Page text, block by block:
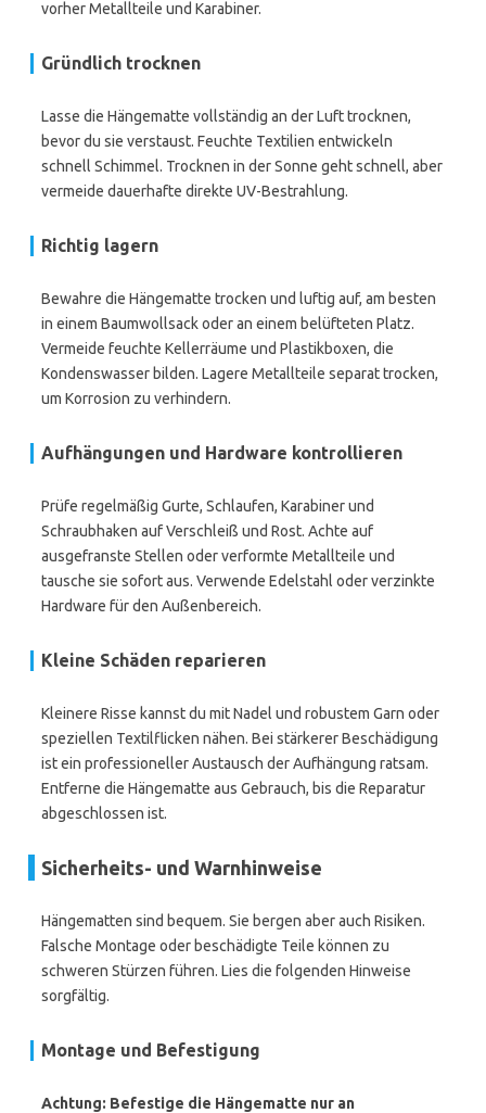
vorher Metallteile und Karabiner.
Gründlich trocknen
Lasse die Hängematte vollständig an der Luft trocknen,
bevor du sie verstaust. Feuchte Textilien entwickeln
schnell Schimmel. Trocknen in der Sonne geht schnell, aber
vermeide dauerhafte direkte UV-Bestrahlung.
Richtig lagern
Bewahre die Hängematte trocken und luftig auf, am besten
in einem Baumwollsack oder an einem belüfteten Platz.
Vermeide feuchte Kellerräume und Plastikboxen, die
Kondenswasser bilden. Lagere Metallteile separat trocken,
um Korrosion zu verhindern.
Aufhängungen und Hardware kontrollieren
Prüfe regelmäßig Gurte, Schlaufen, Karabiner und
Schraubhaken auf Verschleiß und Rost. Achte auf
ausgefranste Stellen oder verformte Metallteile und
tausche sie sofort aus. Verwende Edelstahl oder verzinkte
Hardware für den Außenbereich.
Kleine Schäden reparieren
Kleinere Risse kannst du mit Nadel und robustem Garn oder
speziellen Textilflicken nähen. Bei stärkerer Beschädigung
ist ein professioneller Austausch der Aufhängung ratsam.
Entferne die Hängematte aus Gebrauch, bis die Reparatur
abgeschlossen ist.
Sicherheits- und Warnhinweise
Hängematten sind bequem. Sie bergen aber auch Risiken.
Falsche Montage oder beschädigte Teile können zu
schweren Stürzen führen. Lies die folgenden Hinweise
sorgfältig.
Montage und Befestigung
Achtung: Befestige die Hängematte nur an